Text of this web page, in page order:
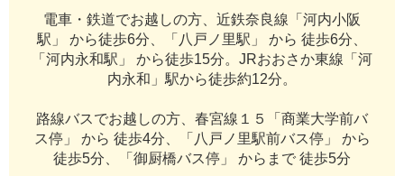
電車・鉄道でお越しの方、近鉄奈良線「河内小阪
駅」 から徒歩6分、「八戸ノ里駅」 から 徒歩6分、
「河内永和駅」 から徒歩15分。JRおおさか東線「河
内永和」駅から徒歩約12分。
路線バスでお越しの方、春宮線１５「商業大学前バ
ス停」 から 徒歩4分、「八戸ノ里駅前バス停」 から
徒歩5分、「御厨橋バス停」 からまで 徒歩5分